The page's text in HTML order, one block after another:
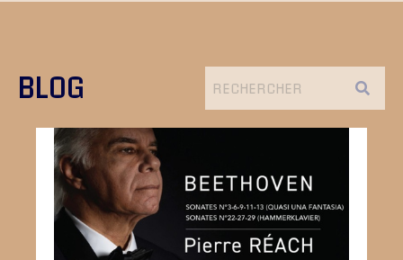
BLOG